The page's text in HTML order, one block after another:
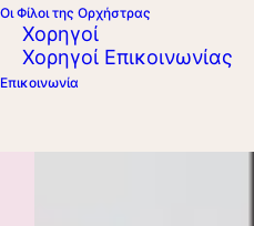
Οι Φίλοι της Ορχήστρας
Χορηγοί
Χορηγοί Επικοινωνίας
Επικοινωνία